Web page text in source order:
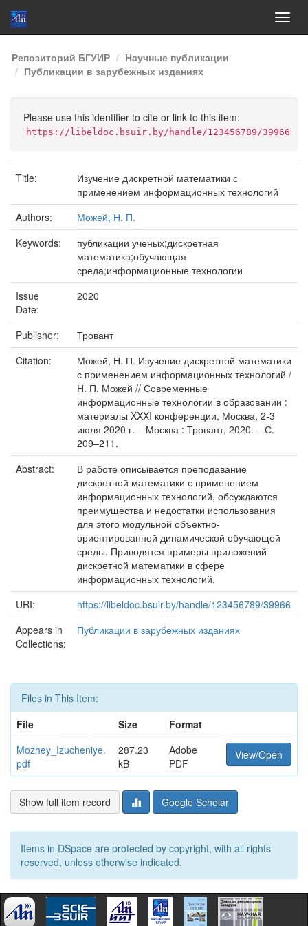
Skip
navigation
Репозиторий БГУИР
Научные публикации
Публикации в зарубежных изданиях
Please use this identifier to cite or link to this item:
https://libeldoc.bsuir.by/handle/123456789/39966
Title:
Изучение дискретной математики с
применением информационных технологий
Authors:
Можей, Н. П.
Keywords:
публикации ученых;дискретная
математика;обучающая
среда;информационные технологии
Issue
Date:
2020
Publisher:
Тровант
Citation:
Можей, Н. П. Изучение дискретной математики
с применением информационных технологий /
Н. П. Можей // Современные
информационные технологии в образовании :
материалы XXXI конференции, Москва, 2-3
июля 2020 г. – Москва : Тровант, 2020. – С.
209–211.
Abstract:
В работе описывается преподавание
дискретной математики с применением
информационных технологий, обсуждаются
преимущества и недостатки использования
для этого модульной объектно-
ориентированной динамической обучающей
среды. Приводятся примеры приложений
дискретной математики в сфере
информационных технологий.
URI:
https://libeldoc.bsuir.by/handle/123456789/39966
Appears in
Collections:
Публикации в зарубежных изданиях
Files in This Item:
File
Size
Format
Mozhey_Izucheniye.
pdf
287.23
kB
Adobe
PDF
View/Open
Show full item record Google Scholar
Items in DSpace are protected by copyright, with all rights
reserved, unless otherwise indicated.